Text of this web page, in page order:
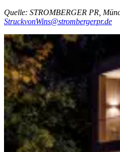
Quelle: STROMBERGER PR,
StruckvonWins@strombergerpr.de